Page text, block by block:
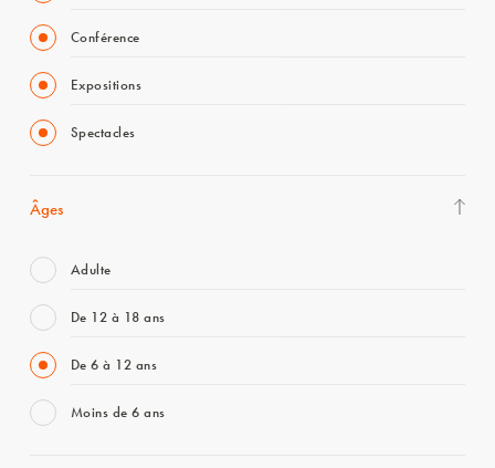
Conférence
Expositions
Spectacles
Âges
Adulte
De 12 à 18 ans
De 6 à 12 ans
Moins de 6 ans